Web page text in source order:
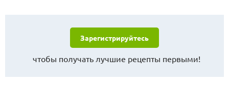
Зарегистрируйтесь
чтобы получать лучшие рецепты первыми!